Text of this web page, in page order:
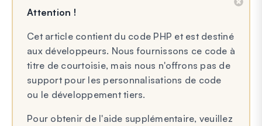
Attention !
Cet article contient du code PHP et est destiné
aux développeurs. Nous fournissons ce code à
titre de courtoisie, mais nous n'offrons pas de
support pour les personnalisations de code
ou le développement tiers.
Pour obtenir de l'aide supplémentaire, veuillez